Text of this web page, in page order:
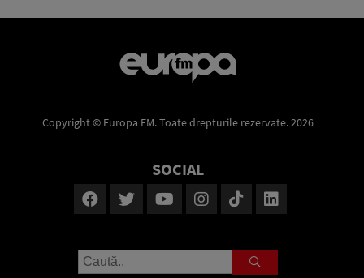
Copyright © Europa FM. Toate drepturile rezervate. 2026
SOCIAL